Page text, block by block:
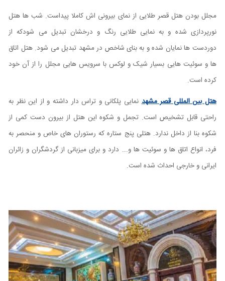
مجلل بودن هتل قصر طلایی از نمای بیرونی اش کاملا پیداست. شب ها هتل
نورپردازی شده و به نمایی طلایی رنگ و درخشان تبدیل می شودکه از
دوردست ها نمایان شده و به بنای شاخص در مشهد تبدیل می شود. هتل اتاق
ها و سوئیت هایی بسیار شیک و لوکس با سرویس هایی مجلل را از آن خود
کرده است.
هتل بین المللی قصر مشهدنمایی پلکانی و تراس دار داشته و از این نظر به
راحتی قابل تشخیص است. تجمل و شکوه این هتل از بیرون دست کمی از
شکوه بنا از داخل ندارد. هتلی پنج ستاره که رستوران های خاص و منحصر به
فرد، انواع اتاق ها و سوئیت ها و... دارد و برای میزبانی از گردشگران و زائران
ایرانی و خارجی احداث شده است.